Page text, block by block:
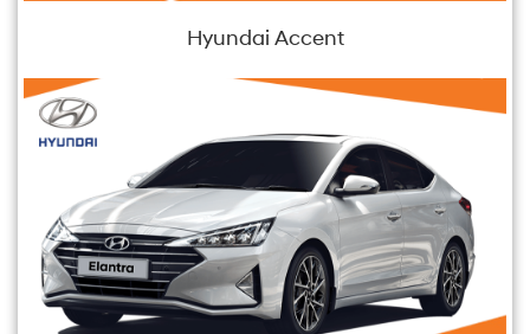
Hyundai Accent